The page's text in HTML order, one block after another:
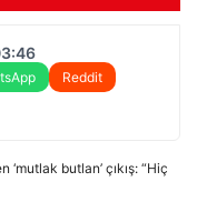
Reddit
‘mutlak butlan’ çıkış: “Hiç